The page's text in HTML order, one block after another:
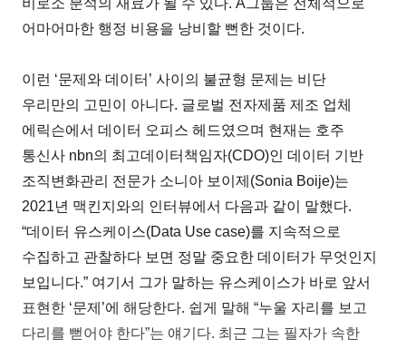
어마어마한 행정 비용을 낭비할 뻔한 것이다.
이런 ‘문제와 데이터’ 사이의 불균형 문제는 비단
우리만의 고민이 아니다. 글로벌 전자제품 제조 업체
에릭슨에서 데이터 오피스 헤드였으며 현재는 호주
통신사 nbn의 최고데이터책임자(CDO)인 데이터 기반
조직변화관리 전문가 소니아 보이제(Sonia Boije)는
2021년 맥킨지와의 인터뷰에서 다음과 같이 말했다.
“데이터 유스케이스(Data Use case)를 지속적으로
수집하고 관찰하다 보면 정말 중요한 데이터가 무엇인지
보입니다.” 여기서 그가 말하는 유스케이스가 바로 앞서
표현한 ‘문제’에 해당한다. 쉽게 말해 “누울 자리를 보고
다리를 뻗어야 한다”는 얘기다. 최근 그는 필자가 속한